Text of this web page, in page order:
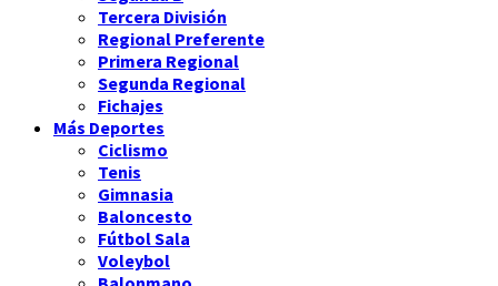
Tercera División
Regional Preferente
Primera Regional
Segunda Regional
Fichajes
Más Deportes
Ciclismo
Tenis
Gimnasia
Baloncesto
Fútbol Sala
Voleybol